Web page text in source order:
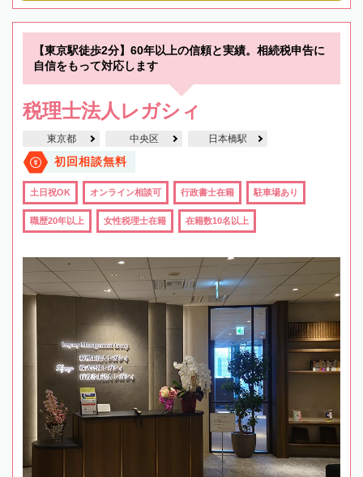
【東京駅徒歩2分】60年以上の信頼と実績。相続税申告に
自信をもって対応します
税理士法人レガシィ
東京都 中央区 日本橋駅
初回相談無料
土日祝OK オンライン相談可 行政書士在籍 駐車場あり
職歴20年以上 女性税理士在籍 在籍数10名以上